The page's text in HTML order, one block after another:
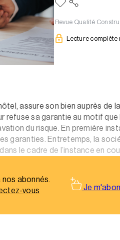
Revue Qualité
Lecture complète
assure son bien auprès
refuse sa garantie au motif
du risque. En première
garanties. Entretemps, la
le cadre de l’instance en
nos abonnés.
vous Je